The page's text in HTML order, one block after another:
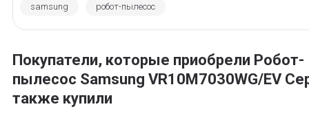
samsung робот-пылесос
Покупатели, которые приобрели Робот-
пылесос Samsung VR10M7030WG/EV
также купили